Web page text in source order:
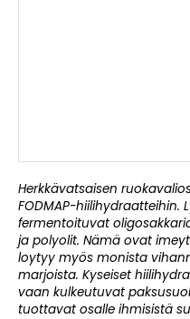
Herkkävatsaisen
FODMAP-hiilihydraatteihin.
fermentoituvat
ja polyolit. Nämä ovat
loytyy myös monista
marjoista. Kyseiset
vaan kulkeutuvat
tuottavat osalle ihmisistä